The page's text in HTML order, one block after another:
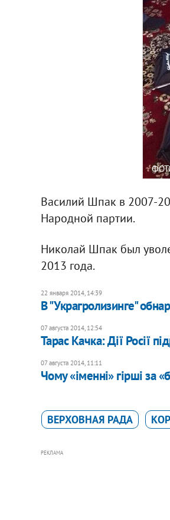
Василий Шпак в 2007-
Народной партии.
Николай Шпак был
2013 года.
22 января 2014, 14:39
В "Украгролизинге"
07 августа 2014, 12:54
Тарас Качка: Дії Росії
07 августа 2014, 11:11
Чому «іменні» гірші за
ВЕРХОВНАЯ РАДА
РЕКЛАМА